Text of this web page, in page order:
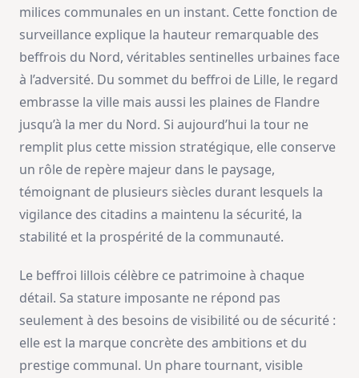
milices communales en un instant. Cette fonction de
surveillance explique la hauteur remarquable des
beffrois du Nord, véritables sentinelles urbaines face
à l’adversité. Du sommet du beffroi de Lille, le regard
embrasse la ville mais aussi les plaines de Flandre
jusqu’à la mer du Nord. Si aujourd’hui la tour ne
remplit plus cette mission stratégique, elle conserve
un rôle de repère majeur dans le paysage,
témoignant de plusieurs siècles durant lesquels la
vigilance des citadins a maintenu la sécurité, la
stabilité et la prospérité de la communauté.
Le beffroi lillois célèbre ce patrimoine à chaque
détail. Sa stature imposante ne répond pas
seulement à des besoins de visibilité ou de sécurité :
elle est la marque concrète des ambitions et du
prestige communal. Un phare tournant, visible